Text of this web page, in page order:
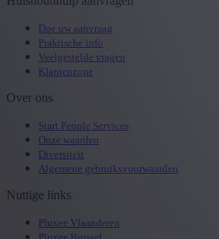
Doe uw aanvraag
Praktische info
Veelgestelde vragen
Klantenzone
Over ons
Start People Services
Onze waarden
Diversiteit
Algemene gebruiksvoorwaarden
Nuttige links
Pluxee Vlaanderen